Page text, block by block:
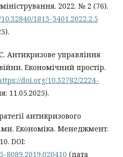
2022. № 2 (76).
1813-3401.2022.2.5
Антикризове управління
Економічний простір.
doi.org/10.32782/2224-
11.05.2025).
антикризового
Економіка. Менеджмент.
DOI:
8089.2019.020410 (дата